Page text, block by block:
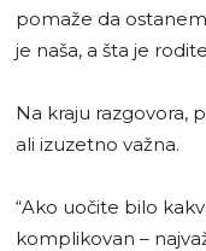
pomaže da
je naša, a šta je
Na kraju razgovora,
ali izuzetno važna.
“Ako uočite bilo
komplikovan –